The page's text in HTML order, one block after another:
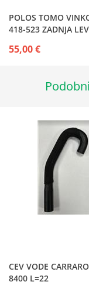
POLOS TOMO
418-523 ZADNJA
55,00 €
CEV VODE
8400 L=22